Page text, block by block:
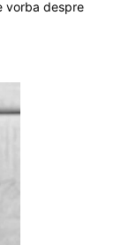
vorba despre